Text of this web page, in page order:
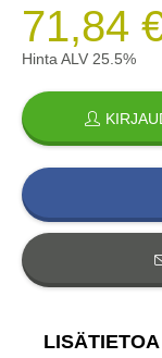
71,84
Hinta ALV 25.5%
LISÄTIETOA